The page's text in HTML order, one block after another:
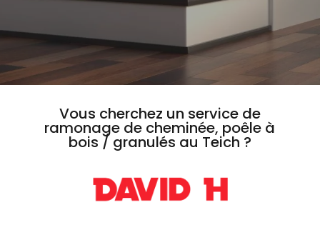
Vous cherchez un service de
ramonage de cheminée, poêle à
bois / granulés au Teich ?